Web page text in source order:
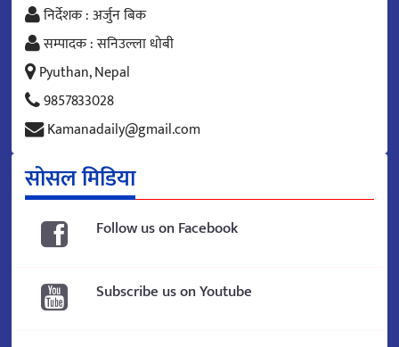
निर्देशक : अर्जुन बिक
सम्पादक : सनिउल्ला धोबी
Pyuthan, Nepal
9857833028
Kamanadaily@gmail.com
सोसल मिडिया
Follow us on Facebook
Subscribe us on Youtube